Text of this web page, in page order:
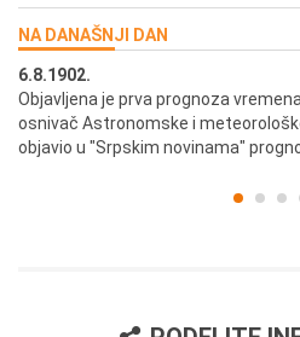
NA DANAŠNJI DAN
6.8.1902.
Objavljena je prva prognoza
osnivač Astronomske i
objavio u "Srpskim novinama"